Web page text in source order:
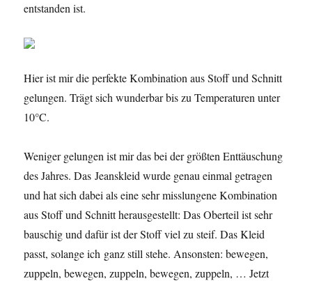
entstanden ist.
Hier ist mir die perfekte Kombination aus Stoff und Schnitt
gelungen. Trägt sich wunderbar bis zu Temperaturen unter
10°C.
Weniger gelungen ist mir das bei der größten Enttäuschung
des Jahres. Das Jeanskleid wurde genau einmal getragen
und hat sich dabei als eine sehr misslungene Kombination
aus Stoff und Schnitt herausgestellt: Das Oberteil ist sehr
bauschig und dafür ist der Stoff viel zu steif. Das Kleid
passt, solange ich ganz still stehe. Ansonsten: bewegen,
zuppeln, bewegen, zuppeln, bewegen, zuppeln, … Jetzt